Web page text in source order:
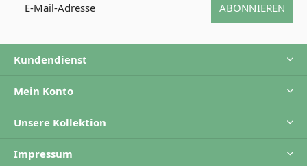
ABONNIEREN
Kundendienst
Mein Konto
Unsere Kollektion
Impressum